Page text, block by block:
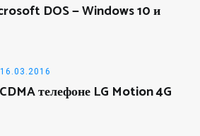
DOS — Windows 10 и
16.03.2016
телефоне LG Motion 4G